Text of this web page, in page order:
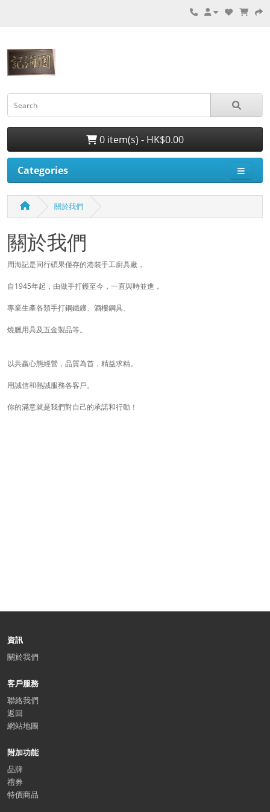
0 item(s) - HK$0.00
Categories
關於我們
關於我們
周海記是同行碩果僅存的港裝手工廚具廠，
自1945年起，由做手打鑊至今，一直與時並進，
專業生產各類手打鋼鐵鑊、酒樓鋼具、
燒臘用具及五金製品等。
以共嬴心態經營，品質為首，精益求精。
用誠信和熱誠服務各客戶。
你的滿意就是我們對自己的承諾和行動！
資訊
關於我們
客戶服務
聯絡我們
返回
網站地圖
附加功能
品牌
禮券
特價商品